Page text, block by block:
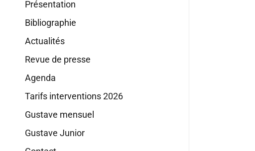
Présentation
Bibliographie
Actualités
Revue de presse
Agenda
Tarifs interventions 2026
Gustave mensuel
Gustave Junior